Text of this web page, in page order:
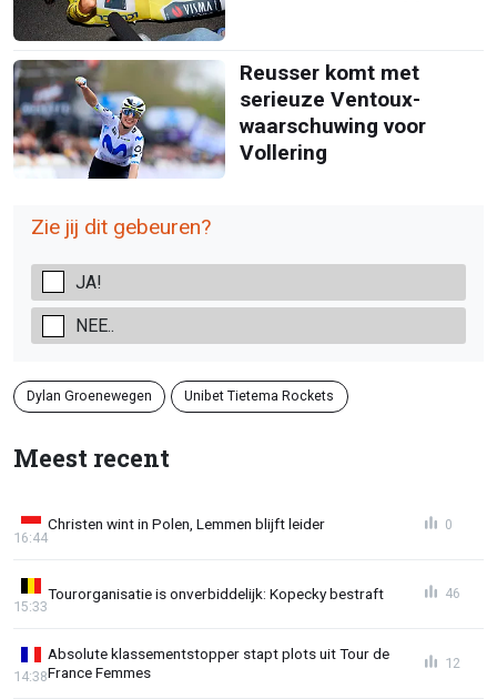
Reusser komt met
serieuze Ventoux-
waarschuwing voor
Vollering
Zie jij dit gebeuren?
JA!
NEE..
Dylan Groenewegen Unibet Tietema Rockets
Meest recent
Christen wint in Polen, Lemmen blijft leider
16:44
0
Tourorganisatie is onverbiddelijk: Kopecky bestraft
15:33
46
Absolute klassementstopper stapt plots uit Tour de
France Femmes
14:38
12